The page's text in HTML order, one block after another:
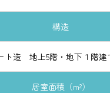
構造
ト造 地上5階・地下１階建
居室面積（m²）